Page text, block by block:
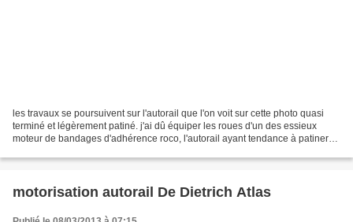
les travaux se poursuivent sur l'autorail que l'on voit sur cette photo quasi
terminé et légèrement patiné. j'ai dû équiper les roues d'un des essieux
moteur de bandages d'adhérence roco, l'autorail ayant tendance à patiner
motorisation autorail De Dietrich Atlas